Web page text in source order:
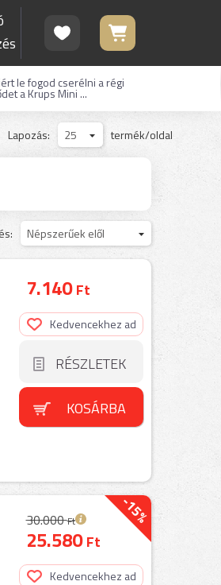
le fogod cserélni a régi
a Krups Mini ...
termék/oldal
25
Lapozás:
Népszerűek elől
7.140Ft
Kedvencekhez ad
RÉSZLETEK
KOSÁRBA
-15%
30.000Ft
25.580Ft
Kedvencekhez ad